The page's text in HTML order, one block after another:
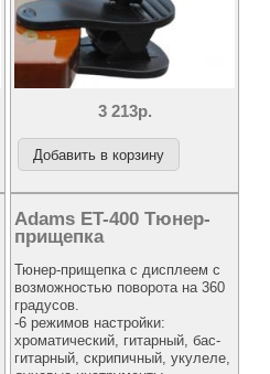
3 213р.
Adams ET-400 Тюнер-
прищепка
Тюнер-прищепка с дисплеем с
возможностью поворота на 360
градусов.
-6 режимов настройки:
хроматический, гитарный, бас-
гитарный, скрипичный, укулеле,